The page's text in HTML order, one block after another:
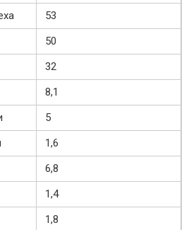
53
50
32
8,1
5
1,6
6,8
1,4
1,8